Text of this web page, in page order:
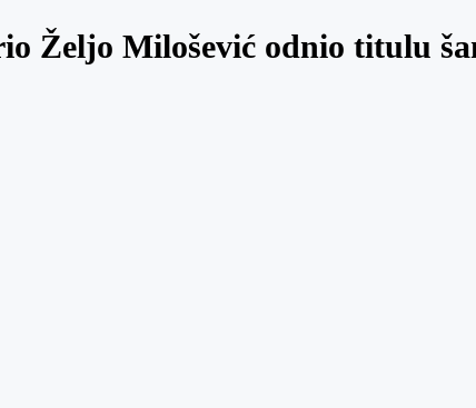
Željo Milošević odnio titulu